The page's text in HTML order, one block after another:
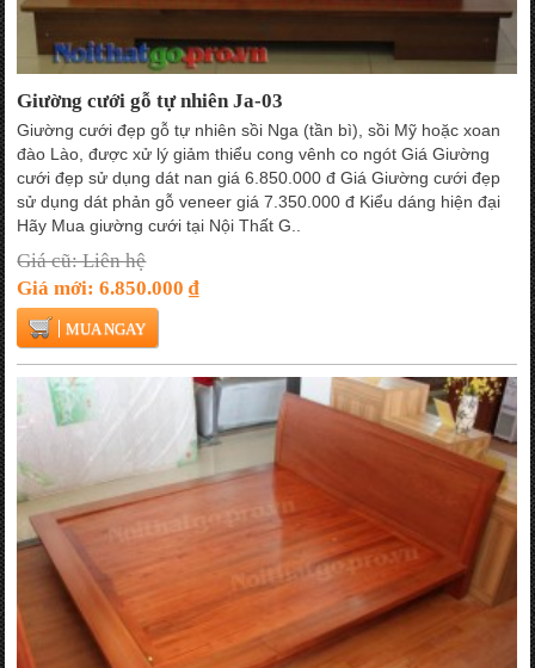
Giường cưới gỗ tự nhiên Ja-03
Giường cưới đẹp gỗ tự nhiên sồi Nga (tần bì), sồi Mỹ hoặc xoan
đào Lào, được xử lý giảm thiểu cong vênh co ngót Giá Giường
cưới đẹp sử dụng dát nan giá 6.850.000 đ Giá Giường cưới đẹp
sử dụng dát phản gỗ veneer giá 7.350.000 đ Kiểu dáng hiện đại
Hãy Mua giường cưới tại Nội Thất G..
Giá cũ: Liên hệ
Giá mới: 6.850.000 ₫
MUA NGAY